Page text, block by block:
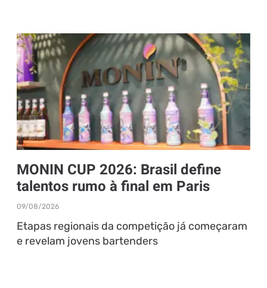
MONIN CUP 2026: Brasil define
talentos rumo à final em Paris
09/08/2026
Etapas regionais da competição já começaram
e revelam jovens bartenders